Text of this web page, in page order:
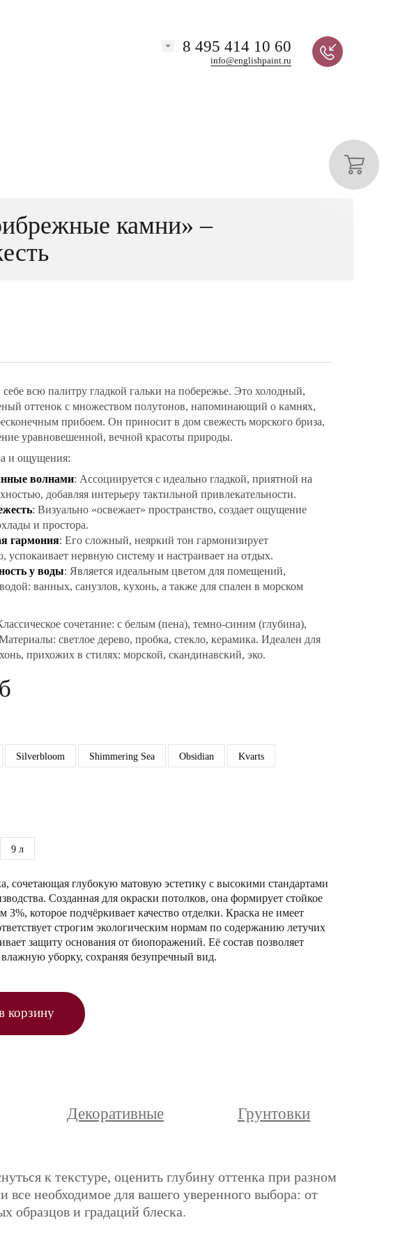
8 495 414 10 60
info@englishpaint.ru
камни» –
всю палитру гладкой гальки на побережье. Это холодный,
оттенок с множеством полутонов, напоминающий о камнях,
прибоем. Он приносит в дом свежесть морского бриза,
уравновешенной, вечной красоты природы.
и ощущения:
волнами: Ассоциируется с идеально гладкой, приятной на
добавляя интерьеру тактильной привлекательности.
: Визуально «освежает» пространство, создает ощущение
и простора.
гармония: Его сложный, неяркий тон гармонизирует
успокаивает нервную систему и настраивает на отдых.
у воды: Является идеальным цветом для помещений,
ванных, санузлов, кухонь, а также для спален в морском
сочетание: с белым (пена), темно-синим (глубина),
светлое дерево, пробка, стекло, керамика. Идеален для
прихожих в стилях: морской, скандинавский, эко.
Silverbloom Shimmering Sea Obsidian Kvarts
9 л
сочетающая глубокую матовую эстетику с высокими стандартами
Созданная для окраски потолков, она формирует стойкое
3%, которое подчёркивает качество отделки. Краска не имеет
строгим экологическим нормам по содержанию летучих
защиту основания от биопоражений. Её состав позволяет
уборку, сохраняя безупречный вид.
корзину
Декоративные Грунтовки
к текстуре, оценить глубину оттенка при разном
необходимое для вашего уверенного выбора: от
образцов и градаций блеска.